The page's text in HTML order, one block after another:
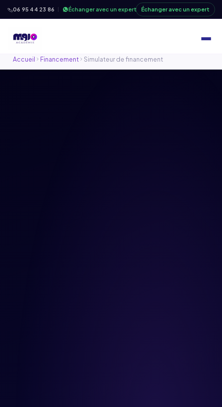
06 95 44 23 86 Échanger avec un expert Échanger avec un expert
Accueil Financement Simulateur de financement